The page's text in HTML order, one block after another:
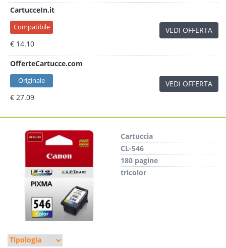
CartucceIn.it
Compatibile
€ 14.10
VEDI OFFERTA
OfferteCartucce.com
Originale
€ 27.09
VEDI OFFERTA
Cartuccia
CL-546
180 pagine
tricolor